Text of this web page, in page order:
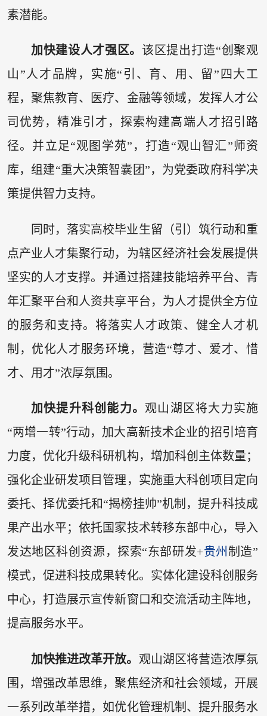
素潜能。
加快建设人才强区。 该区提出打造“创聚观
山”人才品牌，实施“引、育、用、留”四大工
程，聚焦教育、医疗、金融等领域，发挥人才公
司优势，精准引才，探索构建高端人才招引路
径。并立足“观图学苑”，打造“观山智汇”师资
库，组建“重大决策智囊团”，为党委政府科学决
策提供智力支持。
同时，落实高校毕业生留（引）筑行动和重
点产业人才集聚行动，为辖区经济社会发展提供
坚实的人才支撑。并通过搭建技能培养平台、青
年汇聚平台和人资共享平台，为人才提供全方位
的服务和支持。将落实人才政策、健全人才机
制，优化人才服务环境，营造“尊才、爱才、惜
才、用才”浓厚氛围。
加快提升科创能力。 观山湖区将大力实施
“两增一转”行动，加大高新技术企业的招引培育
力度，优化升级科研机构，增加科创主体数量；
强化企业研发项目管理，实施重大科创项目定向
委托、择优委托和“揭榜挂帅”机制，提升科技成
果产出水平；依托国家技术转移东部中心，导入
发达地区科创资源，探索“东部研发+贵州 制造”
模式，促进科技成果转化。实体化建设科创服务
中心，打造展示宣传新窗口和交流活动主阵地，
提高服务水平。
加快推进改革开放。 观山湖区将营造浓厚氛
围，增强改革思维，聚焦经济和社会领域，开展
一系列改革举措，如优化管理机制、提升服务水